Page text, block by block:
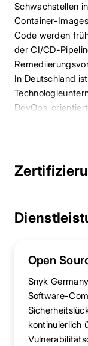
Schwachstellen
Container-
Code werden
der CI/CD-
In Deutschland
DevOps-
integralen
Open
Snyk
Software-
kontinuierlich